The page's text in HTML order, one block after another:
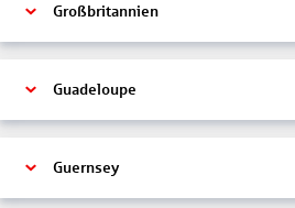
Großbritannien
Guadeloupe
Guernsey